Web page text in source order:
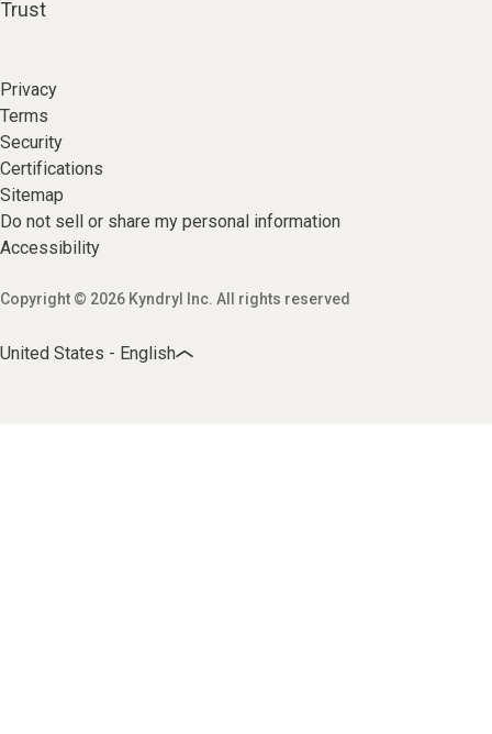
Trust
Privacy
Terms
Security
Certifications
Sitemap
Do not sell or share my personal information
Accessibility
Copyright © 2026 Kyndryl Inc. All rights reserved
United States - English